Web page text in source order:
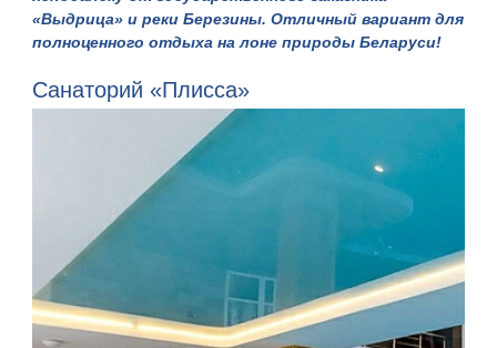
«Выдрица» и реки Березины. Отличный вариант для
полноценного отдыха на лонеприроды Беларуси!
Санаторий «Плисса»